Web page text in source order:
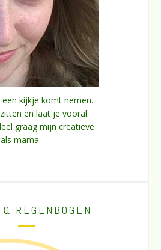
kijkje komt nemen.
en laat je vooral
graag mijn creatieve
mama.
& REGENBOGEN